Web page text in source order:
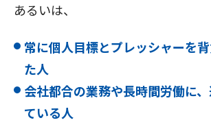
あるいは、
常に個人目標とプレッシャーを
た人
会社都合の業務や長時間労働に
ている人